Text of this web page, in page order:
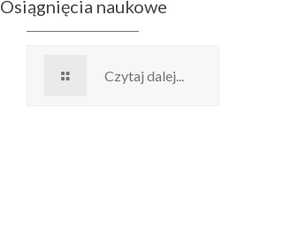
Osiągnięcia naukowe
Czytaj dalej...